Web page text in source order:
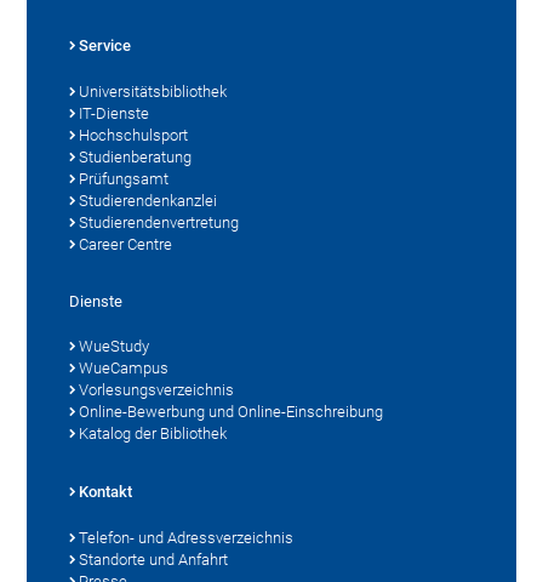
Service
Universitätsbibliothek
IT-Dienste
Hochschulsport
Studienberatung
Prüfungsamt
Studierendenkanzlei
Studierendenvertretung
Career Centre
Dienste
WueStudy
WueCampus
Vorlesungsverzeichnis
Online-Bewerbung und Online-Einschreibung
Katalog der Bibliothek
Kontakt
Telefon- und Adressverzeichnis
Standorte und Anfahrt